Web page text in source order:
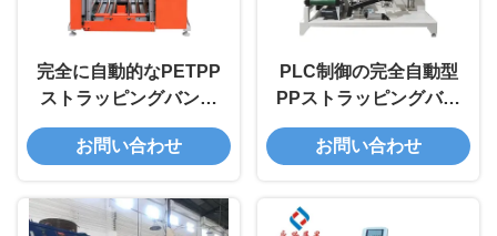
完全に自動的なPETPP
ストラッピングバンド
巻き機
お問い合わせ
PLC制御の完全自動型
PPストラッピングバン
ド巻き機
お問い合わせ